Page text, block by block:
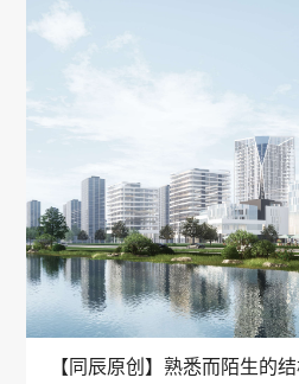
【同辰原创】熟悉而陌生的